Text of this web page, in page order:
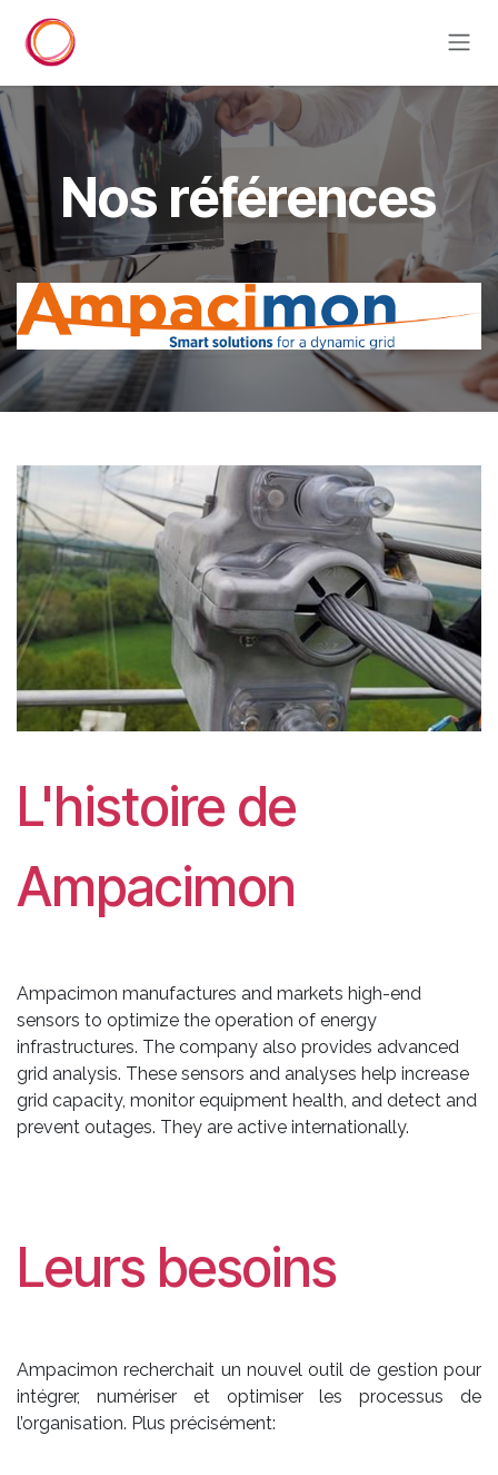
Nos références
L'histoire de
Ampacimon
Ampacimon manufactures and markets high-end
sensors to optimize the operation of energy
infrastructures. The company also provides advanced
grid analysis. These sensors and analyses help increase
grid capacity, monitor equipment health, and detect and
prevent outages. They are active internationally.
Leurs besoins
Ampacimon recherchait un nouvel outil de gestion pour
intégrer, numériser et optimiser les processus de
l’organisation. Plus précisément: